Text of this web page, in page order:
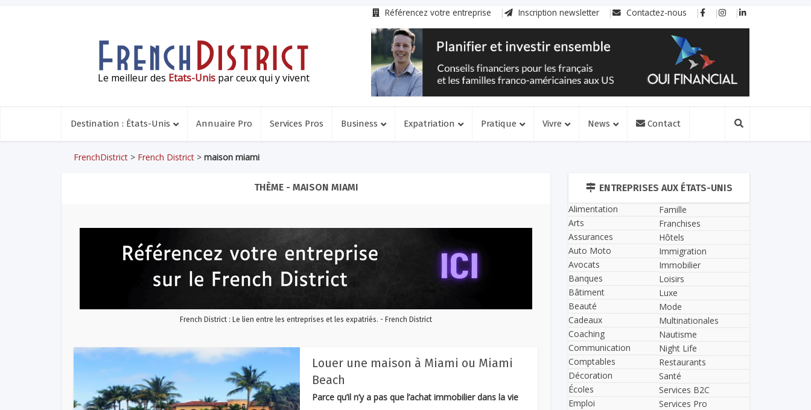
Référencez votre entreprise Inscription newsletter Contactez-nous
Le meilleur des Etats-Unis par ceux qui y vivent
Destination : États-Unis Annuaire Pro Services Pros Business Expatriation Pratique Vivre News Contact
FrenchDistrict > French District > maison miami
THÈME - MAISON MIAMI
French District : Le lien entre les entreprises et les expatriés. - French District
Louer une maison à Miami ou Miami
Beach
Parce qu’il n’y a pas que l’achat immobilier dans la vie
ENTREPRISES AUX ÉTATS-UNIS
Alimentation
Arts
Assurances
Auto Moto
Avocats
Banques
Bâtiment
Beauté
Cadeaux
Coaching
Communication
Comptables
Décoration
Écoles
Emploi
Famille
Franchises
Hôtels
Immigration
Immobilier
Loisirs
Luxe
Mode
Multinationales
Nautisme
Night Life
Restaurants
Santé
Services B2C
Services Pro